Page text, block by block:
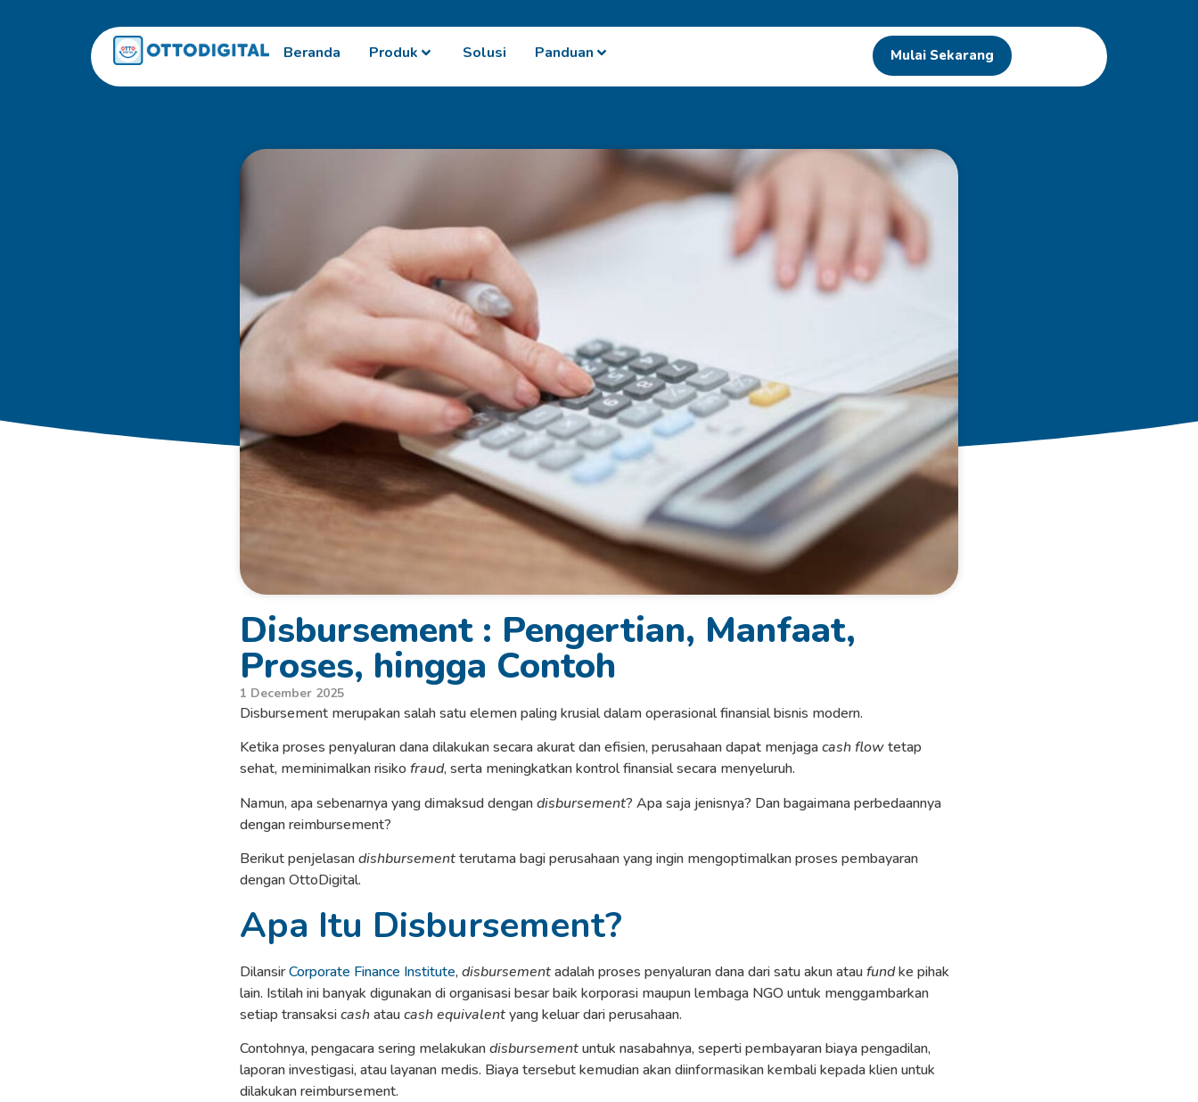
Beranda Produk Solusi Panduan Mulai Sekarang
Disbursement : Pengertian, Manfaat,
Proses, hingga Contoh
1 December 2025
Disbursement merupakan salah satu elemen paling krusial dalam operasional finansial bisnis modern.
Ketika proses penyaluran dana dilakukan secara akurat dan efisien, perusahaan dapat menjagacash flowtetap
sehat, meminimalkan risiko fraud, serta meningkatkan kontrol finansial secara menyeluruh.
Namun, apa sebenarnya yang dimaksud dengandisbursement? Apa saja jenisnya? Dan bagaimana perbedaannya
dengan reimbursement?
Berikut penjelasandishbursementterutama bagi perusahaan yang ingin mengoptimalkan proses pembayaran
dengan OttoDigital.
Apa Itu Disbursement?
DilansirCorporate Finance Institute, disbursementadalah proses penyaluran dana dari satu akun ataufundke pihak
lain. Istilah ini banyak digunakan di organisasi besar baik korporasi maupun lembaga NGO untuk menggambarkan
setiap transaksicashataucash equivalentyang keluar dari perusahaan.
Contohnya, pengacara sering melakukandisbursementuntuk nasabahnya, seperti pembayaran biaya pengadilan,
laporan investigasi, atau layanan medis. Biaya tersebut kemudian akan diinformasikan kembali kepada klien untuk
dilakukan reimbursement.